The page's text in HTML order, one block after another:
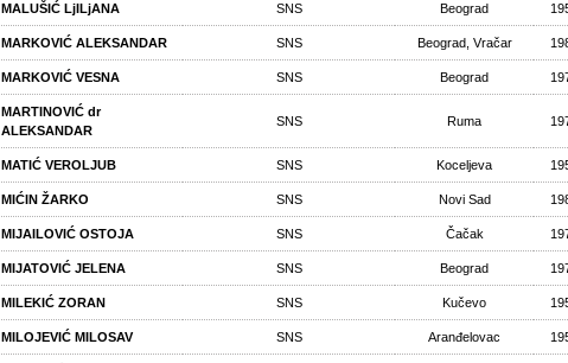
MALUŠIĆ LjILjANA SNS Beograd
MARKOVIĆ ALEKSANDAR SNS Beograd, Vračar
MARKOVIĆ VESNA SNS Beograd
MARTINOVIĆ dr
ALEKSANDAR
SNS Ruma
MATIĆ VEROLJUB SNS Koceljeva
MIĆIN ŽARKO SNS Novi Sad
MIJAILOVIĆ OSTOJA SNS Čačak
MIJATOVIĆ JELENA SNS Beograd
MILEKIĆ ZORAN SNS Kučevo
MILOJEVIĆ MILOSAV SNS Aranđelovac